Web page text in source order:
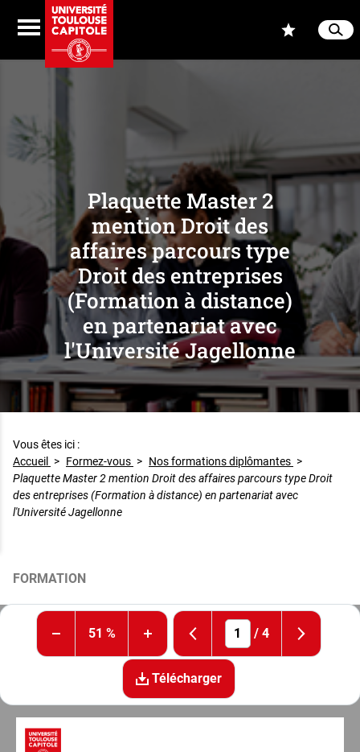
Menu
Plaquette Master 2
mention Droit des
affaires parcours type
Droit des entreprises
(Formation à distance)
en partenariat avec
l'Université Jagellonne
Vous êtes ici :
Accueil
> Formez-vous > Nos formations diplômantes >
Plaquette Master 2 mention Droit des affaires parcours type Droit
des entreprises (Formation à distance) en partenariat avec
l'Université Jagellonne
FORMATION
51 % / 4
Télécharger